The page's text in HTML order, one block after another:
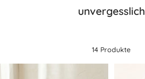
unvergesslich
14 Produkte